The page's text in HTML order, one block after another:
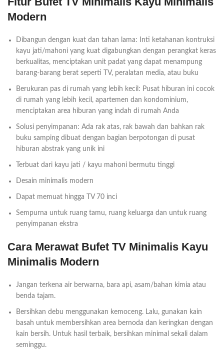
Modern
Dibangun dengan kuat dan tahan lama: Inti ketahanan kontruksi
kayu jati/mahoni yang kuat digabungkan dengan perangkat keras
berkualitas, menciptakan unit padat yang dapat menampung
barang-barang berat seperti TV, peralatan media, atau buku
Berukuran pas di rumah yang lebih kecil: Pusat hiburan ini cocok
di rumah yang lebih kecil, apartemen dan kondominium,
menciptakan area hiburan yang indah di rumah Anda
Solusi penyimpanan: Ada rak atas, rak bawah dan bahkan rak
buku samping dibuat dengan bagian berpotongan di pusat
hiburan abstrak yang unik ini
Terbuat dari kayu jati / kayu mahoni bermutu tinggi
Desain minimalis modern
Dapat memuat hingga TV 70 inci
Sempurna untuk ruang tamu, ruang keluarga dan untuk ruang
penyimpanan ekstra
Cara Merawat Bufet TV Minimalis Kayu
Minimalis Modern
Jangan terkena air berwarna, bara api, asam/bahan kimia atau
benda tajam.
Bersihkan debu menggunakan kemoceng. Lalu, gunakan kain
basah untuk membersihkan area bernoda dan keringkan dengan
kain bersih. Untuk hasil terbaik, bersihkan minimal sekali dalam
seminggu.